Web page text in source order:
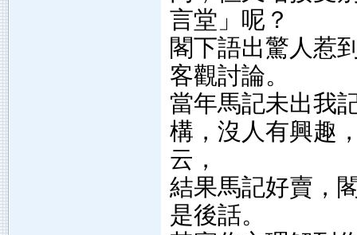
言堂」呢？
閣下語出驚人惹
客觀討論。
當年馬記未出我
構，沒人有興趣
云，
結果馬記好賣，
是後話。